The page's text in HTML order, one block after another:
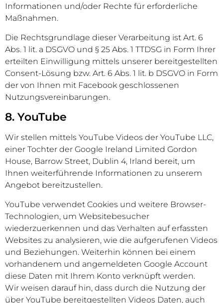
Informationen und/oder Rechte für erforderliche
Maßnahmen.
Die Rechtsgrundlage dieser Verarbeitung ist Art. 6
Abs. 1 lit. a DSGVO und § 25 Abs. 1 TTDSG in Form Ihrer
erteilten Einwilligung mittels unserer bereitgestellten
Consent-Lösung bzw. Art. 6 Abs. 1 lit. b DSGVO in Form
der von Ihnen mit Facebook geschlossenen
Nutzungsvereinbarungen.
8. YouTube
Wir stellen mittels YouTube Videos der YouTube LLC,
einer Tochter der Google Ireland Limited Gordon
House, Barrow Street, Dublin 4, Irland bereit, um
Ihnen weiterführende Informationen zu unserem
Angebot bereitzustellen.
YouTube verwendet Cookies und weitere Browser-
Technologien, um Websitebesucher
wiederzuerkennen und das Verhalten auf erfassten
Websites zu analysieren, wie die aufgerufenen Videos
und Beziehungen. Weiterhin können bei einem
vorhandenem und angemeldeten Google Account
diese Daten mit Ihrem Konto verknüpft werden.
Wir weisen darauf hin, dass durch die Nutzung der
über YouTube bereitgestellten Videos Daten, auch